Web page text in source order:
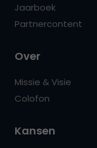
Jaarboek
Partnercontent
Over
Missie & Visie
Colofon
Kansen